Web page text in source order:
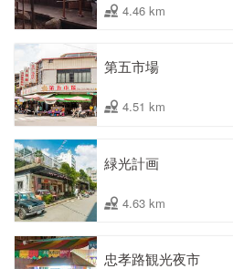
4.46 km
第五市場
4.51 km
緑光計画
4.63 km
忠孝路観光夜市